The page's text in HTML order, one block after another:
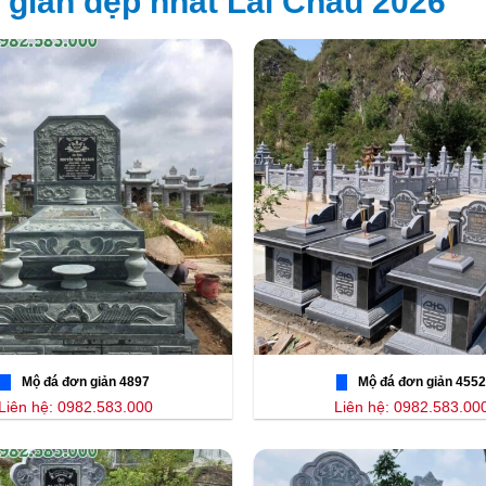
Mộ đá đơn giản 4897
hệ: 0982.583.000
Mộ đá đơn giản 4552
Liên hệ: